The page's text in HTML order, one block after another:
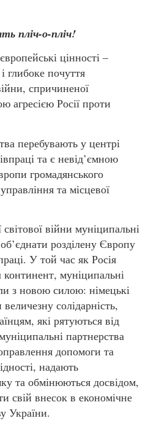
пліч-о-пліч!
цінності –
глибоке почуття
спричиненої
агресією Росії проти
перебувають у центрі
та є невід’ємною
громадянського
та місцевої
війни муніципальні
розділену Європу
У той час як Росія
муніципальні
з новою силою: німецькі
солідарність,
які рятуються від
партнерства
допомоги та
надають
та обмінюються досвідом,
свій внесок в економічне
України.